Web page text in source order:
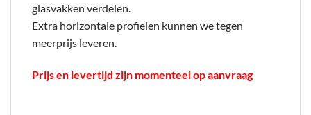
glasvakken verdelen.
Extra horizontale profielen kunnen we tegen
meerprijs leveren.
Prijs en levertijd zijn momenteel op aanvraag